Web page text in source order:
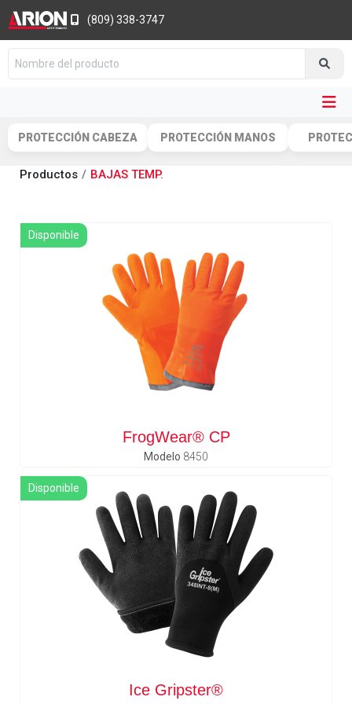
(809) 338-3747
PROTECCIÓN CABEZA PROTECCIÓN MANOS
Productos BAJAS TEMP.
Disponible
FrogWear® CP
Modelo 8450
Disponible
Ice Gripster®